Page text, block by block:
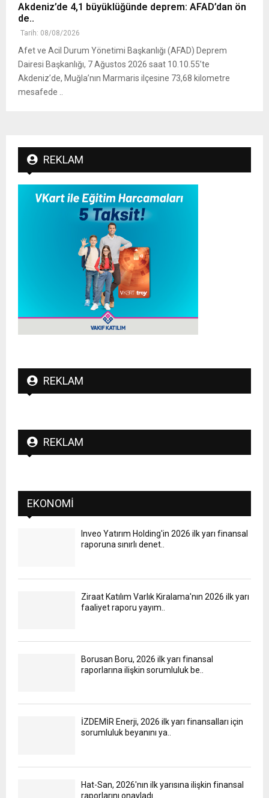
Akdeniz’de 4,1 büyüklüğünde deprem: AFAD’dan ön
de..
Tarih: 08/08/2026
Afet ve Acil Durum Yönetimi Başkanlığı (AFAD) Deprem
Dairesi Başkanlığı, 7 Ağustos 2026 saat 10.10.55’te
Akdeniz’de, Muğla’nın Marmaris ilçesine 73,68 kilometre
mesafede ..
REKLAM
REKLAM
REKLAM
EKONOMI
Inveo Yatırım Holding'in 2026 ilk yarı finansal
raporuna sınırlı denet..
Ziraat Katılım Varlık Kiralama'nın 2026 ilk yarı
faaliyet raporu yayım..
Borusan Boru, 2026 ilk yarı finansal
raporlarına ilişkin sorumluluk be..
İZDEMİR Enerji, 2026 ilk yarı finansalları için
sorumluluk beyanını ya..
Hat-San, 2026'nın ilk yarısına ilişkin finansal
raporlarını onayladı..